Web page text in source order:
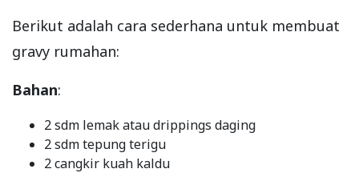
Berikut adalah cara sederhana untuk membuat
gravy rumahan:
Bahan:
2 sdm lemak atau drippings daging
2 sdm tepung terigu
2 cangkir kuah kaldu